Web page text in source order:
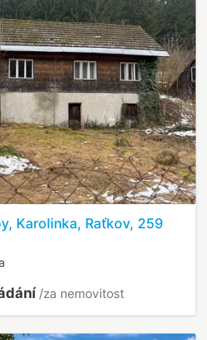
Karolinka, Raťkov, 259
/za nemovitost